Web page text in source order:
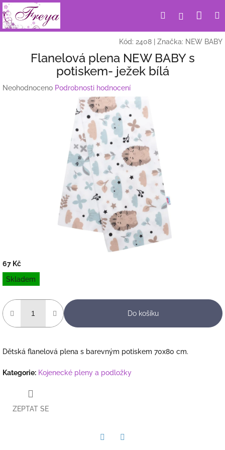
Přejít
na
obsah
HledatPřihlášení
Kód: 2408 Značka: NEW BABY
Flanelová plena NEW BABY s
potiskem- ježek bílá
Průměrné
Neohodnoceno Podrobnosti hodnocení
67 Kč
Měrná
cena:
Skladem
Do košíku
Dětská flanelová plena s barevným potiskem 70x80 cm.
Kategorie: Kojenecké pleny a podložky
ZEPTAT SE